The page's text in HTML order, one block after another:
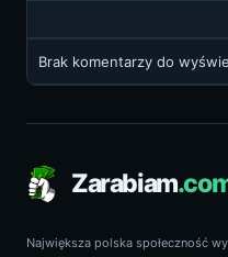
Brak komentarzy do
Zarabiam
Największa polska społeczność